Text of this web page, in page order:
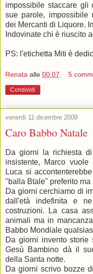
impossibile staccare
sue parole, impossibile
dei Mercanti di Liquore.
Indovinate chi è riuscito
PS: l'etichetta Miti è
Renata alle 00:07 5
Condividi
venerdì 11 dicembre 2009
Caro Babbo Natale
Da giorni la richiesta
insistente, Marco
Luca si
"balla Btale" preferito
Da giorni cerchiamo di
dall'età indefinita e
costruzioni. La casa
animali ma in
Babbo Mondiale
Da giorni invento
Gesù Bambino dà il
della Santa notte.
Da giorni scrivo bozze